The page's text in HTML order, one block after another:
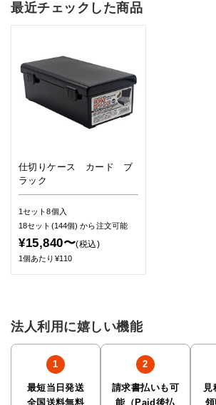
最近チェックした商品
仕切りケース カード ブ
ラック
1セット8個入
18セット(144個)から注文可能
¥15,840〜(税込)
1個あたり¥110
法人利用に嬉しい機能
最短当日発送
全国送料無料
請求書払いも可
能（Paid後払
見